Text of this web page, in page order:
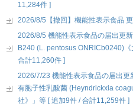
11,284件 ]
2026/8/5【撤回】機能性表示食品
2026/8/5 機能性表示食品の届出更
B240 (L. pentosus ONRICb0240)
合計11,260件 ]
2026/7/23 機能性表示食品の届出
有胞子性乳酸菌 (Heyndrickxia
社》」等 [ 追加9件 / 合計11,259件 ]